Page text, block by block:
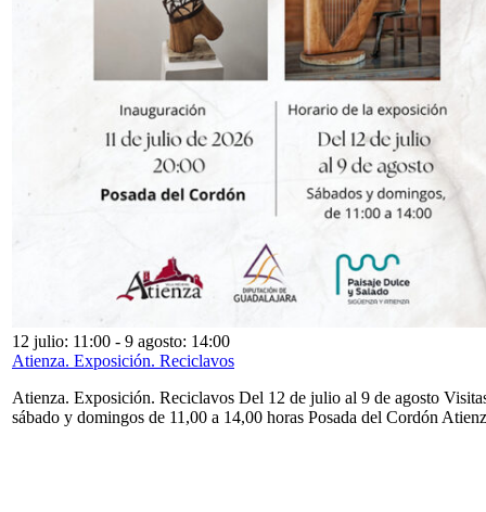
12 julio: 11:00 - 9 agosto: 14:00
Atienza. Exposición. Reciclavos
Atienza. Exposición. Reciclavos Del 12 de julio al 9 de agosto
sábado y domingos de 11,00 a 14,00 horas Posada del Cordón